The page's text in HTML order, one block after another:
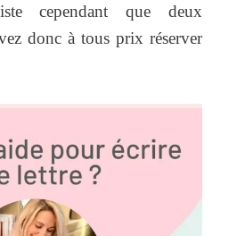
cependant que deux
donc à tous prix réserver